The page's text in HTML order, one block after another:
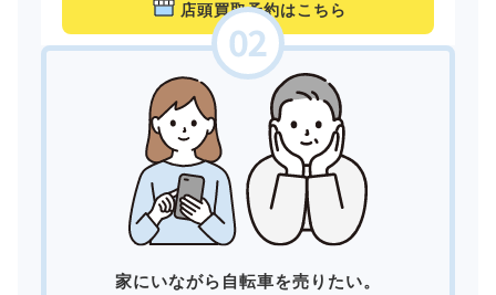
店頭買取予約はこちら
家にいながら自転車を売りたい。